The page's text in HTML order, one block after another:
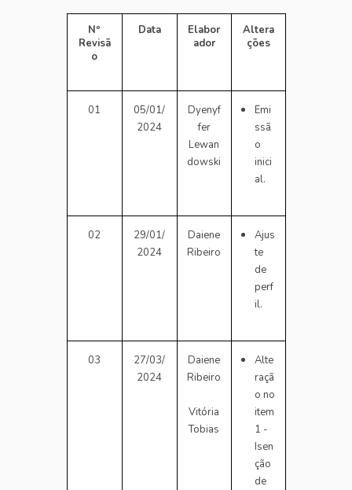
Nº
Revisã
o
Data
Elabor
ador
Altera
ções
01
05/01/
2024
Dyenyf
fer
Lewan
dowski
Emi
ssã
o
inici
al.
02
29/01/
2024
Daiene
Ribeiro
Ajus
te
de
perf
il.
03
27/03/
2024
Daiene
Ribeiro
Vitória
Tobias
Alte
raçã
o no
item
1 -
Isen
ção
de